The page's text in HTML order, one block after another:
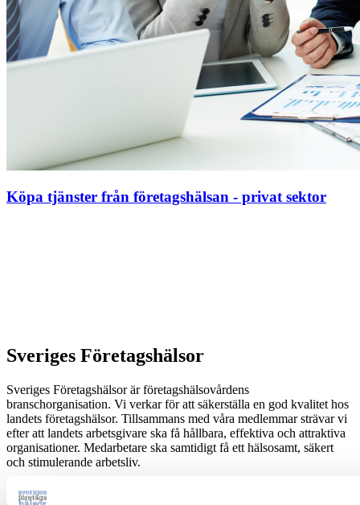
Köpa tjänster från företagshälsan - privat sektor
Sveriges Företagshälsor
Sveriges Företagshälsor är företagshälsovårdens
branschorganisation. Vi verkar för att säkerställa en god kvalitet hos
landets företagshälsor. Tillsammans med våra medlemmar strävar vi
efter att landets arbetsgivare ska få hållbara, effektiva och attraktiva
organisationer. Medarbetare ska samtidigt få ett hälsosamt, säkert
och stimulerande arbetsliv.
Kontakt